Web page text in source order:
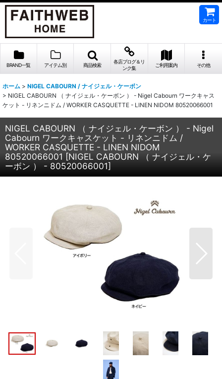
カート
BRAND一覧 アイテム別 商品検索
各店ブログ＆リ
ンク集
ご利用案内 その他
ホーム > NIGEL CABOURN / ナイジェル・ケーボン
> NIGEL CABOURN （ ナイジェル・ケーボン ） - Nigel Cabourn ワークキャス
ケット - リネンニドム / WORKER CASQUETTE - LINEN NIDOM 80520066001
NIGEL CABOURN （ ナイジェル・ケーボン ） - Nigel
Cabourn ワークキャスケット - リネンニドム /
WORKER CASQUETTE - LINEN NIDOM
80520066001 [NIGEL CABOURN （ ナイジェル・ケ
ーボン ） - 80520066001]